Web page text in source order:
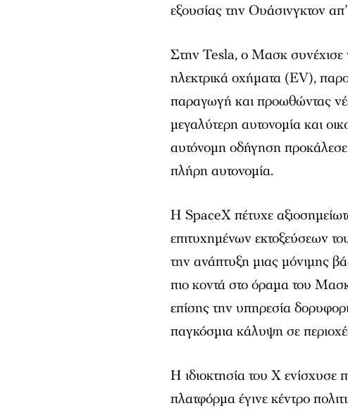
εξουσίας την Ουάσινγκτον απ’
Στην Tesla, ο Μασκ συνέχισε
ηλεκτρικά οχήματα (EV),
παραγωγή και προωθώντας
μεγαλύτερη αυτονομία και
αυτόνομη οδήγηση προκάλεσε
πλήρη αυτονομία.
Η SpaceX πέτυχε
επιτυχημένων εκτοξεύσεων
την ανάπτυξη μιας μόνιμης
πιο κοντά στο όραμα του
επίσης την υπηρεσία
παγκόσμια κάλυψη σε
Η ιδιοκτησία του X ενίσχυσε
πλατφόρμα έγινε κέντρο